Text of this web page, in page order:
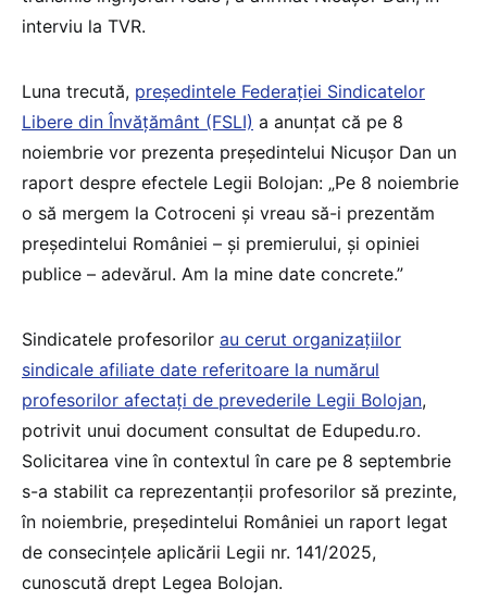
interviu la TVR.
Luna trecută, președintele Federației Sindicatelor
Libere din Învățământ (FSLI) a anunțat că pe 8
noiembrie vor prezenta președintelui Nicușor Dan un
raport despre efectele Legii Bolojan: „Pe 8 noiembrie
o să mergem la Cotroceni și vreau să-i prezentăm
președintelui României – și premierului, și opiniei
publice – adevărul. Am la mine date concrete.”
Sindicatele profesorilor au cerut organizațiilor
sindicale afiliate date referitoare la numărul
profesorilor afectați de prevederile Legii Bolojan,
potrivit unui document consultat de Edupedu.ro.
Solicitarea vine în contextul în care pe 8 septembrie
s-a stabilit ca reprezentanții profesorilor să prezinte,
în noiembrie, președintelui României un raport legat
de consecințele aplicării Legii nr. 141/2025,
cunoscută drept Legea Bolojan.